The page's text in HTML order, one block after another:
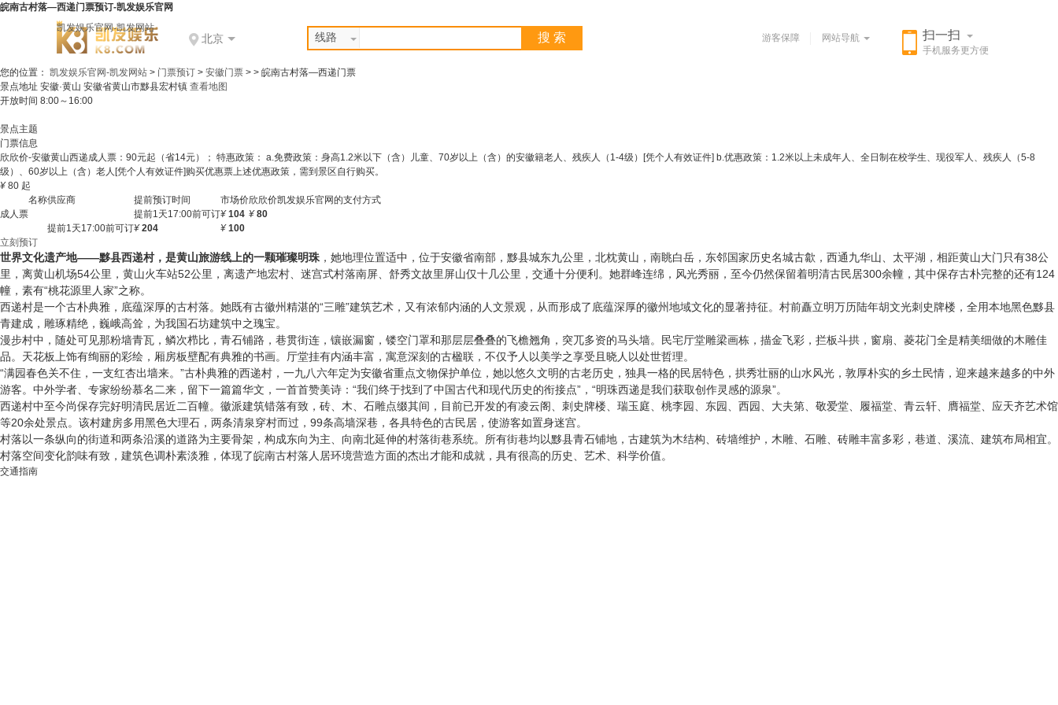
皖南古村落—西递门票预订-凯发娱乐官网
凯发娱乐官网-凯发网站
北京 线路 搜 索 扫一扫
手机服务更方便
游客保障 网站导航
您的位置： 凯发娱乐官网-凯发网站 > 门票预订 > 安徽门票 > > 皖南古村落—西递门票
景点地址 安徽·黄山 安徽省黄山市黟县宏村镇 查看地图
开放时间 8:00～16:00
景点主题
门票信息
欣欣价-安徽黄山西递成人票：90元起（省14元）； 特惠政策： a.免费政策：身高1.2米以下（含）儿童、70岁以上（含）的安徽籍老人、残疾人（1-4级）[凭个人有效证件] b.优惠政策：1.2米以上未成年人、全日制在校学生、现役军人、残疾人（5-8
级）、60岁以上（含）老人[凭个人有效证件]购买优惠票上述优惠政策，需到景区自行购买。
¥ 80 起
名称供应商 提前预订时间 市场价欣欣价凯发娱乐官网的支付方式
成人票
提前1天17:00前可订¥ 104 ¥ 80
提前1天17:00前可订¥ 204 ¥ 100
立刻预订
世界文化遗产地——黟县西递村， 是黄山旅游线上的一颗璀璨明珠 ，她地理位置适中，位于安徽省南部，黟县城东九公里，北枕黄山，南眺白岳，东邻国家历史名城古歙，西通九华山、太平湖，相距黄山大门只有38公
里，离黄山机场54公里，黄山火车站52公里，离遗产地宏村、迷宫式村落南屏、舒秀文故里屏山仅十几公里，交通十分便利。她群峰连绵，风光秀丽，至今仍然保留着明清古民居300余幢，其中保存古朴完整的还有124
幢，素有“桃花源里人家”之称。
西递村是一个古朴典雅，底蕴深厚的古村落。她既有古徽州精湛的“三雕”建筑艺术，又有浓郁内涵的人文景观，从而形成了底蕴深厚的徽州地域文化的显著持征。村前矗立明万历陆年胡文光刺史牌楼，全用本地黑色黟县
青建成，雕琢精绝，巍峨高耸，为我国石坊建筑中之瑰宝。
漫步村中，随处可见那粉墙青瓦，鳞次栉比，青石铺路，巷贯街连，镶嵌漏窗，镂空门罩和那层层叠叠的飞檐翘角，突兀多资的马头墙。民宅厅堂雕梁画栋，描金飞彩，拦板斗拱，窗扇、菱花门全是精美细做的木雕佳
品。天花板上饰有绚丽的彩绘，厢房板壁配有典雅的书画。厅堂挂有内涵丰富，寓意深刻的古楹联，不仅予人以美学之享受且晓人以处世哲理。
“满园春色关不住，一支红杏出墙来。”古朴典雅的西递村，一九八六年定为安徽省重点文物保护单位，她以悠久文明的古老历史，独具一格的民居特色，拱秀壮丽的山水风光，敦厚朴实的乡土民情，迎来越来越多的中外
游客。中外学者、专家纷纷慕名二来，留下一篇篇华文，一首首赞美诗：“我们终于找到了中国古代和现代历史的衔接点”，“明珠西递是我们获取创作灵感的源泉”。
西递村中至今尚保存完好明清民居近二百幢。徽派建筑错落有致，砖、木、石雕点缀其间，目前已开发的有凌云阁、刺史牌楼、瑞玉庭、桃李园、东园、西园、大夫第、敬爱堂、履福堂、青云轩、膺福堂、应天齐艺术馆
等20余处景点。该村建房多用黑色大理石，两条清泉穿村而过，99条高墙深巷，各具特色的古民居，使游客如置身迷宫。
村落以一条纵向的街道和两条沿溪的道路为主要骨架，构成东向为主、向南北延伸的村落街巷系统。所有街巷均以黟县青石铺地，古建筑为木结构、砖墙维护，木雕、石雕、砖雕丰富多彩，巷道、溪流、建筑布局相宜。
村落空间变化韵味有致，建筑色调朴素淡雅，体现了皖南古村落人居环境营造方面的杰出才能和成就，具有很高的历史、艺术、科学价值。
交通指南